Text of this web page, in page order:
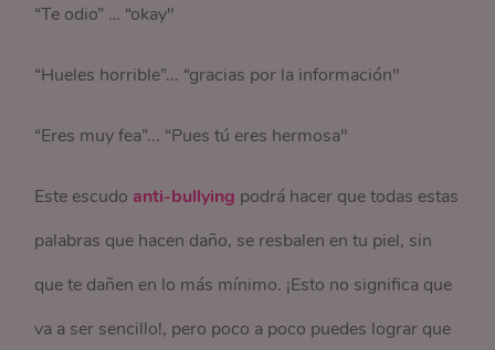
“Te odio” … “okay"
“Hueles horrible”... “gracias por la información"
“Eres muy fea”... “Pues tú eres hermosa"
Este escudo anti-bullying podrá hacer que todas estas
palabras que hacen daño, se resbalen en tu piel, sin
que te dañen en lo más mínimo. ¡Esto no significa que
va a ser sencillo!, pero poco a poco puedes lograr que